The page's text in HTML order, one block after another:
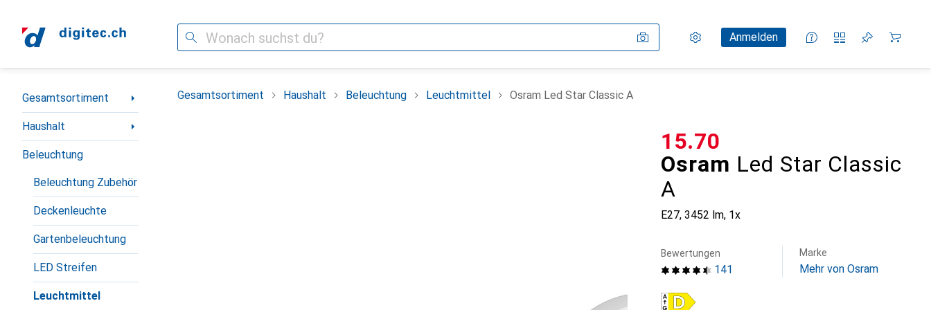
Suche Einstellungen
KundenkontoAnmelden
Vergleichslisten
Merklisten
Warenkorb
Navigation nach Kategorien
Gesamtsortiment
Haushalt
Beleuchtung
Beleuchtung Zubehör
Deckenleuchte
Gartenbeleuchtung
LED Streifen
Leuchtmittel
Gesamtsortiment Haushalt Beleuchtung Leuchtmittel Osram Led Star Classic A
Osram Led Star Classic
A
E27, 3452 lm, 1x
CHF
15.70
141
Bewertungen Marke
Mehr von Osram